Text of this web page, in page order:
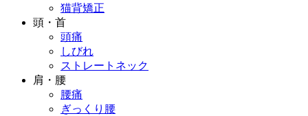
猫背矯正
頭・首
頭痛
しびれ
ストレートネック
肩・腰
腰痛
ぎっくり腰